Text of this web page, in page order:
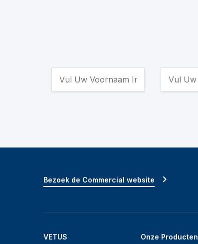
VETUS Onze Producten
Bezoek de Commercial website